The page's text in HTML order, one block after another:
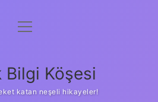
Anasayfa
Yasal Uyarı
menüyü
Bilgi Köşesi
katan neşeli hikayeler!